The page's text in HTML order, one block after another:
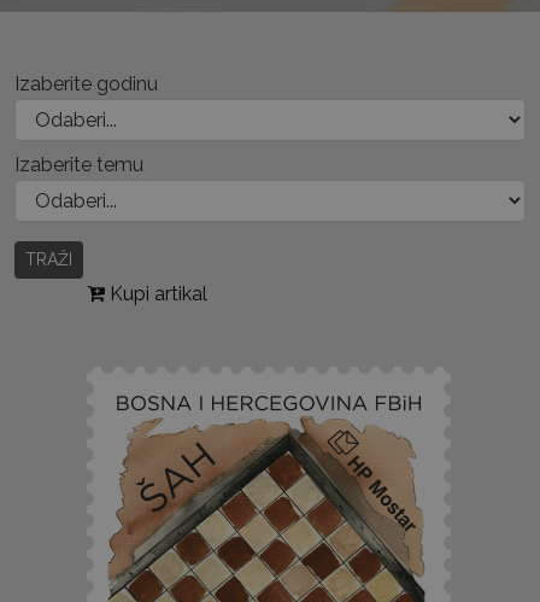
Izaberite godinu
Izaberite temu
TRAŽI
Kupi artikal